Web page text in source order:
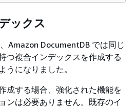
ックス
Amazon DocumentDB では同じ
つ複合インデックスを作成する
うになりました。
成する場合、強化された機能を
ンは必要ありません。既存のイ